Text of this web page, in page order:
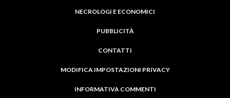
NECROLOGI E ECONOMICI
PUBBLICITÀ
CONTATTI
MODIFICA IMPOSTAZIONI PRIVACY
INFORMATIVA COMMENTI